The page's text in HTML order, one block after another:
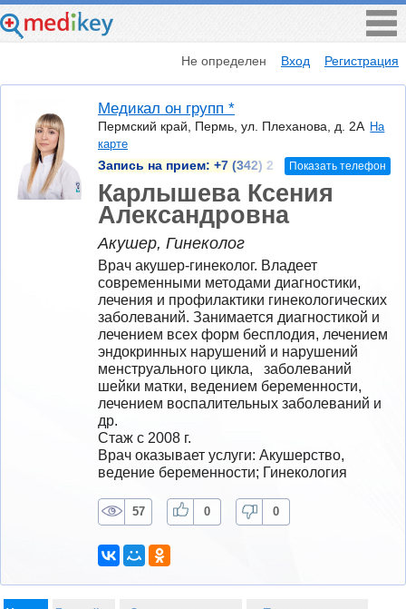
Не определен Вход Регистрация
Медикал он групп *
Пермский край, Пермь, ул. Плеханова, д. 2А На
карте
Запись на прием: +7 (342) 2 Показать телефон
Карлышева Ксения
Александровна
Акушер, Гинеколог
Врач акушер-гинеколог. Владеет
современными методами диагностики,
лечения и профилактики гинекологических
заболеваний. Занимается диагностикой и
лечением всех форм бесплодия, лечением
эндокринных нарушений и нарушений
менструального цикла,   заболеваний
шейки матки, ведением беременности,
лечением воспалительных заболеваний и
др.
Стаж с 2008 г.
Врач оказывает услуги: Акушерство,
ведение беременности; Гинекология
57 0 0